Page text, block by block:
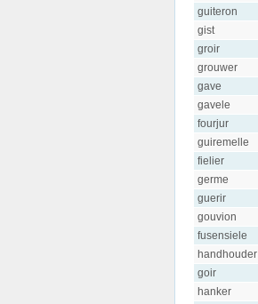
guiteron
gist
groir
grouwer
gave
gavele
fourjur
guiremelle
fielier
germe
guerir
gouvion
fusensiele
handhouder
goir
hanker